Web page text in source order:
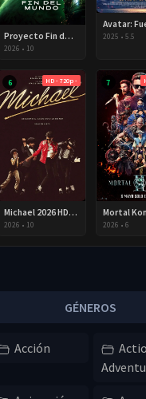
Proyecto Fin del Mundo 2026 HD 720p Latino
2026 • 10
2025 • 5.5
6 HD - 720p -
Michael 2026 HD 720p Latino
2026 • 10
7
2026 • 6
GÉNEROS
Acción